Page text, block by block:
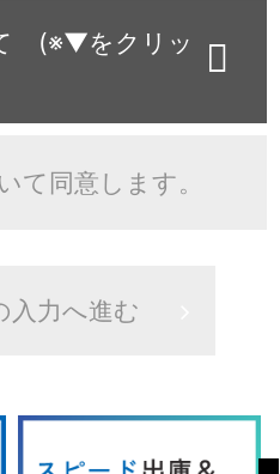
(※▼をクリッ
て同意します。